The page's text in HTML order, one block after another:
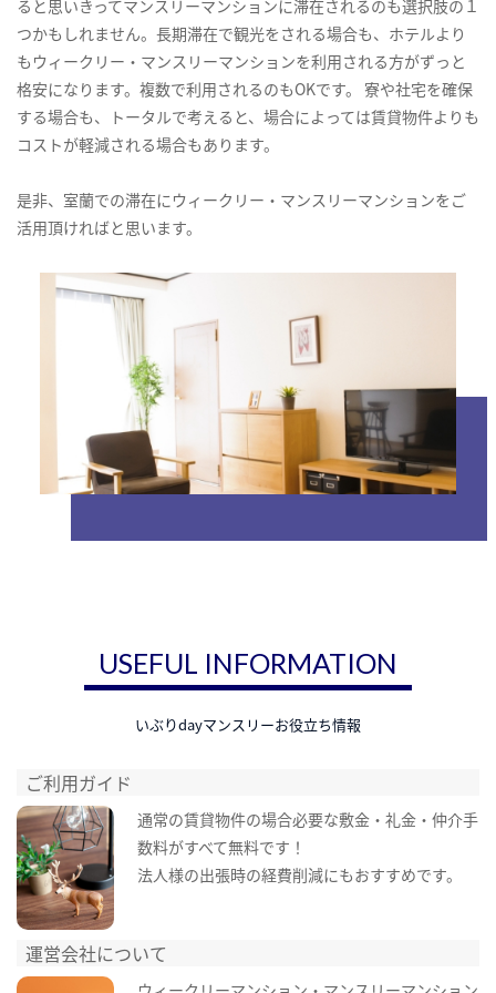
ると思いきってマンスリーマンションに滞在されるのも選択肢の１
つかもしれません。長期滞在で観光をされる場合も、ホテルより
もウィークリー・マンスリーマンションを利用される方がずっと
格安になります。複数で利用されるのもOKです。 寮や社宅を確保
する場合も、トータルで考えると、場合によっては賃貸物件よりも
コストが軽減される場合もあります。
是非、室蘭での滞在にウィークリー・マンスリーマンションをご
活用頂ければと思います。
USEFUL INFORMATION
いぶりdayマンスリーお役立ち情報
ご利用ガイド
通常の賃貸物件の場合必要な敷金・礼金・仲介手
数料がすべて無料です！
法人様の出張時の経費削減にもおすすめです。
運営会社について